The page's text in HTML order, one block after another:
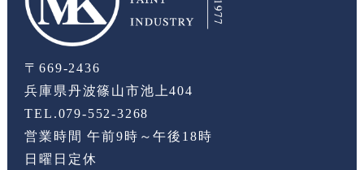
〒669-2436
兵庫県丹波篠山市池上404
TEL.079-552-3268
営業時間 午前9時～午後18時
日曜日定休